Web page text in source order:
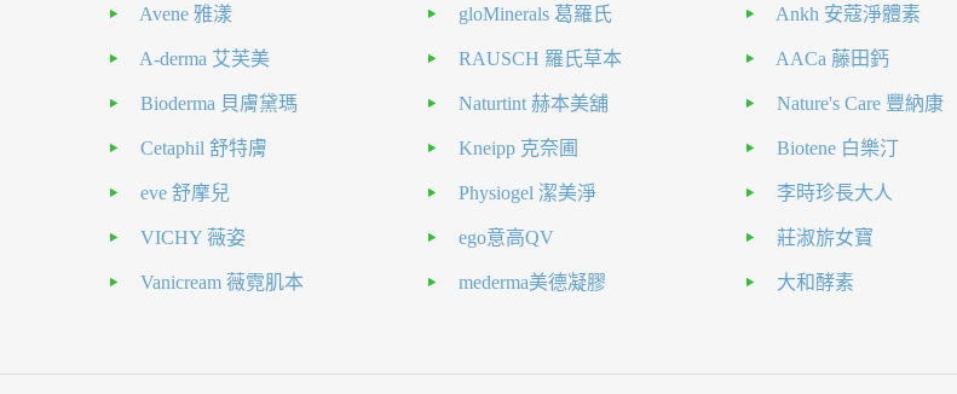
Avene 雅漾
A-derma 艾芙美
Bioderma 貝膚黛瑪
Cetaphil 舒特膚
eve 舒摩兒
VICHY 薇姿
Vanicream 薇霓肌本
gloMinerals 葛羅氏
RAUSCH 羅氏草本
Naturtint 赫本美舖
Kneipp 克奈圃
Physiogel 潔美淨
ego意高QV
mederma美德凝膠
Ankh 安蔻淨體素
AACa 藤田鈣
Nature's Care 豐納康
Biotene 白樂汀
李時珍長大人
莊淑旂女寶
大和酵素